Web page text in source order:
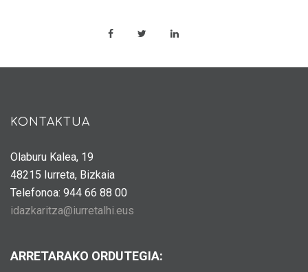
KONTAKTUA
Olaburu Kalea, 19
48215 Iurreta, Bizkaia
Telefonoa: 944 66 88 00
idazkaritza@iurretalhi.eus
ARRETARAKO ORDUTEGIA: